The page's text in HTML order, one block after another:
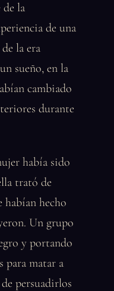
la
de una
la era
sueño, en la
cambiado
durante
había sido
trató de
habían hecho
Un grupo
y portando
para matar a
persuadirlos